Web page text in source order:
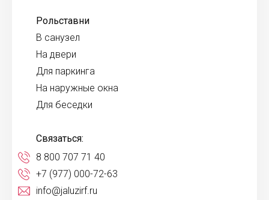
Рольставни
В санузел
На двери
Для паркинга
На наружные окна
Для беседки
Связаться:
8 800 707 71 40
+7 (977) 000-72-63
info@jaluzirf.ru